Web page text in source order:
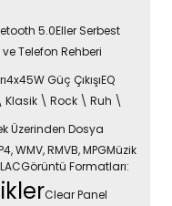
5.0Eller Serbest
Telefon Rehberi
Güç ÇıkışıEQ
Klasik \ Rock \ Ruh \
Üzerinden Dosya
WMV, RMVB, MPGMüzik
Formatları:
Clear Panel